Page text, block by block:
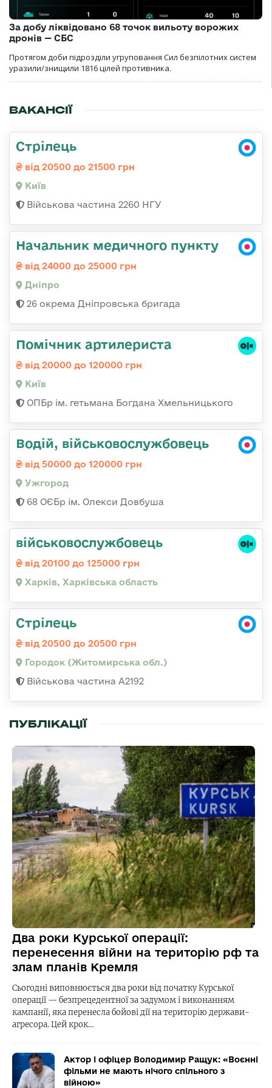
За добу ліквідовано 68 точок вильоту ворожих
дронів — СБС
Протягом доби підрозділи угруповання Сил безпілотних систем
уразили/знищили 1816 цілей противника.
ВАКАНСІЇ
Стрілець
від 20500 до 21500 грн
Київ
Військова частина 2260 НГУ
Начальник медичного пункту
від 24000 до 25000 грн
Дніпро
26 окрема Дніпровська бригада
Помічник артилериста
від 20000 до 120000 грн
Київ
ОПБр ім. гетьмана Богдана Хмельницького
Водій, військовослужбовець
від 50000 до 120000 грн
Ужгород
68 ОЄБр ім. Олекси Довбуша
військовослужбовець
від 20100 до 125000 грн
Харків, Харківська область
Стрілець
від 20500 до 20500 грн
Городок (Житомирська обл.)
Військова частина А2192
ПУБЛІКАЦІЇ
Два роки Курської операції:
перенесення війни на територію рф та
злам планів Кремля
Сьогодні виповнюється два роки від початку Курської
операції — безпрецедентної за задумом і виконанням
кампанії, яка перенесла бойові дії на територію держави-
агресора. Цей крок…
Актор і офіцер Володимир Ращук: «Воєнні
фільми не мають нічого спільного з
війною»